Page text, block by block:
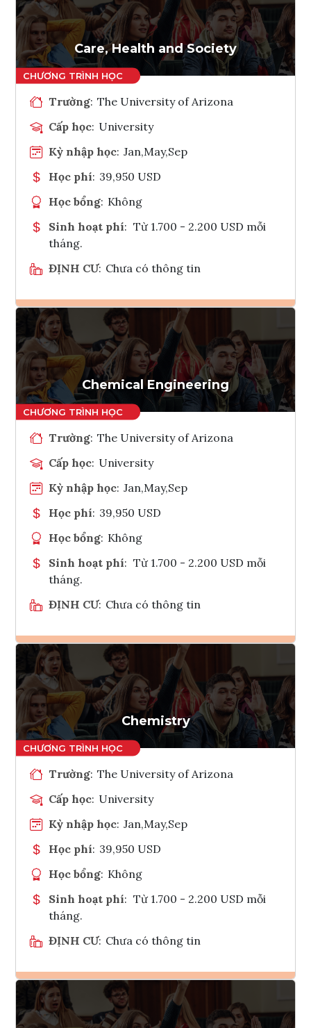
Tham vấn Interlink
Care, Health and Society
Trường: The University of Arizona
Cấp học: University
Kỳ nhập học: Jan,May,Sep
Học phí: 39,950 USD
Học bổng: Không
Sinh hoạt phí: Từ 1.700 - 2.200 USD mỗi
tháng.
ĐỊNH CƯ: Chưa có thông tin
Ghi danh
Tham vấn Interlink
Chemical Engineering
Trường: The University of Arizona
Cấp học: University
Kỳ nhập học: Jan,May,Sep
Học phí: 39,950 USD
Học bổng: Không
Sinh hoạt phí: Từ 1.700 - 2.200 USD mỗi
tháng.
ĐỊNH CƯ: Chưa có thông tin
Ghi danh
Tham vấn Interlink
Chemistry
Trường: The University of Arizona
Cấp học: University
Kỳ nhập học: Jan,May,Sep
Học phí: 39,950 USD
Học bổng: Không
Sinh hoạt phí: Từ 1.700 - 2.200 USD mỗi
tháng.
ĐỊNH CƯ: Chưa có thông tin
Ghi danh